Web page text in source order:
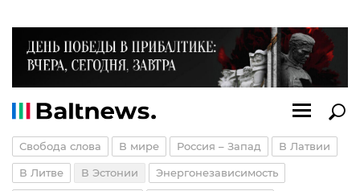
Свобода слова В мире Россия – Запад В Латвии
В Литве В Эстонии Энергонезависимость